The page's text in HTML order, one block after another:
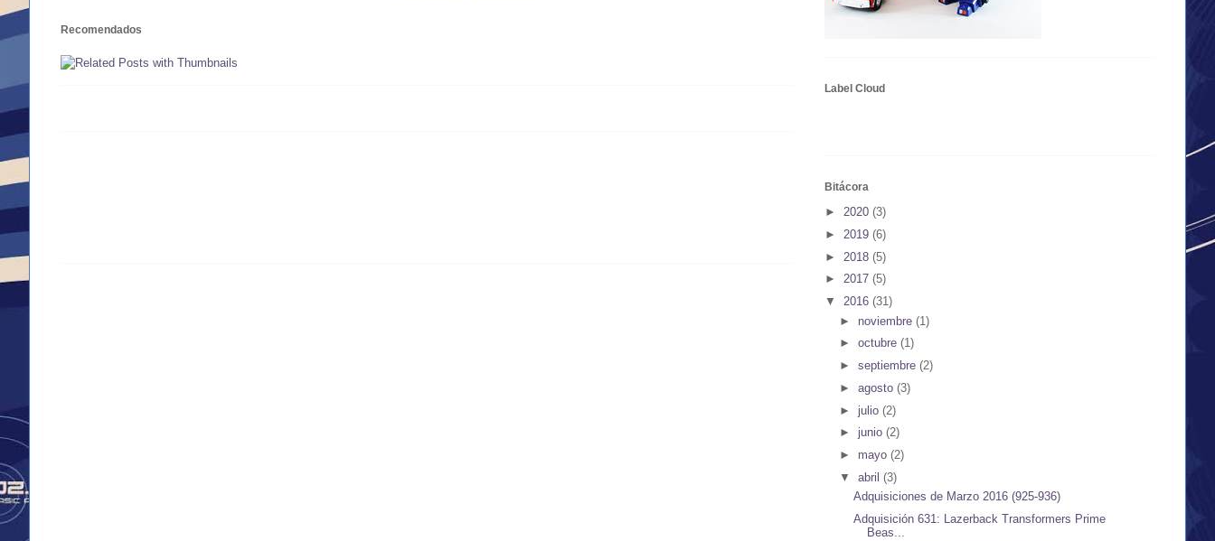
Recomendados
Label Cloud
Bitácora
► 2020 (3)
► 2019 (6)
► 2018 (5)
► 2017 (5)
▼ 2016 (31)
► noviembre (1)
► octubre (1)
► septiembre (2)
► agosto (3)
► julio (2)
► junio (2)
► mayo (2)
▼ abril (3)
Adquisiciones de Marzo 2016 (925-936)
Adquisición 631: Lazerback Transformers Prime
Beas...